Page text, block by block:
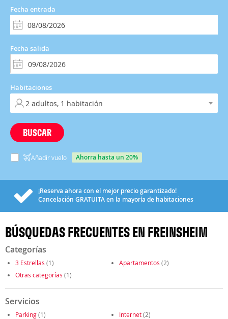
Fecha entrada
Fecha salida
Habitaciones
BUSCAR
Añadir vuelo ahorra hasta un 20%
¡Reserva ahora con el mejor precio garantizado!
Cancelación GRATUITAen la mayoría de habitaciones
BÚSQUEDAS FRECUENTES EN FREINSHEIM
Categorías
3 Estrellas (1) Apartamentos (2)
Otras categorías (1)
Servicios
Parking(1) Internet(2)